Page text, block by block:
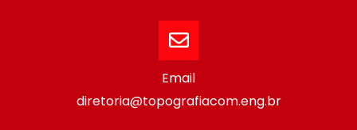
Email
diretoria@topografiacom.eng.br